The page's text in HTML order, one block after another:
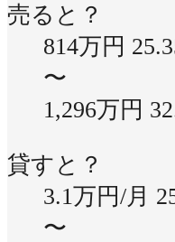
売ると？
814万円
〜
1,296万円
貸すと？
3.1万円/月
〜